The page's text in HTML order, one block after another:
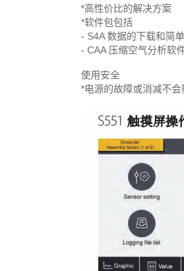
*高性价比的解决方案
*软件包包括
- S4A 数据的下载和简
- CAA 压缩空气分析软
使用安全
*电源的故障或消减不